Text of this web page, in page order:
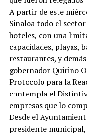
A partir de este
Sinaloa todo el
hoteles, con una
capacidades, playas,
restaurantes, y
gobernador Quirino
Protocolo para la
contempla el
empresas que lo
Desde el
presidente